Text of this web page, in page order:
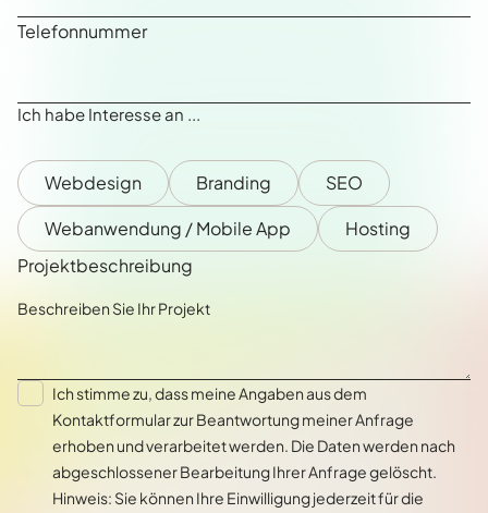
Telefonnummer
Ich habe Interesse an ...
Webdesign Branding
SEO
Webanwendung / Mobile App
Hosting
Projektbeschreibung
Ich stimme zu, dass meine Angaben aus dem
Kontaktformular zur Beantwortung meiner Anfrage
erhoben und verarbeitet werden. Die Daten werden nach
abgeschlossener Bearbeitung Ihrer Anfrage gelöscht.
Hinweis: Sie können Ihre Einwilligung jederzeit für die